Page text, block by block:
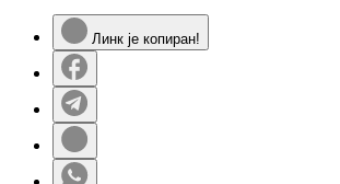
Линк је копиран!